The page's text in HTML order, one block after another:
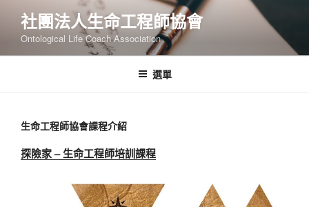
要
社團法人生命工程師協會
Ontological Life Coach Association
選單
生命工程師協會課程介紹
探險家 – 生命工程師培訓課程